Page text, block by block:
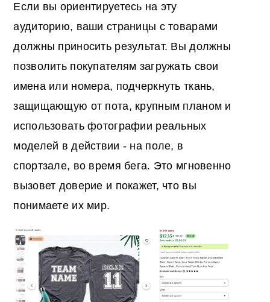
Если вы ориентируетесь на эту
аудиторию, ваши страницы с товарами
должны приносить результат. Вы должны
позволить покупателям загружать свои
имена или номера, подчеркнуть ткань,
защищающую от пота, крупным планом и
использовать фотографии реальных
моделей в действии - на поле, в
спортзале, во время бега. Это мгновенно
вызовет доверие и покажет, что вы
понимаете их мир.